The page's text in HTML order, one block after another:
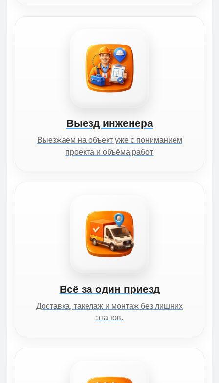
Выезд инженера
Выезжаем на объект уже с пониманием
проекта и объёма работ.
Всё за один приезд
Доставка, такелаж и монтаж без лишних
этапов.